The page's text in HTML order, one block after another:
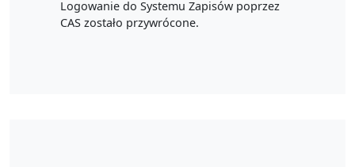
Logowanie do Systemu Zapisów poprzez
CAS zostało przywrócone.